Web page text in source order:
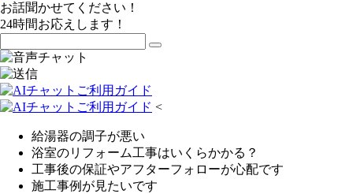
お話聞かせてください！
24時間お応えします！
<
給湯器の調子が悪い
浴室のリフォーム工事はいくらかかる？
工事後の保証やアフターフォローが心配です
施工事例が見たいです